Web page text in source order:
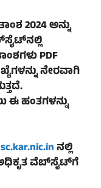
2024 ಅನ್ನು
PDF
ನೇರವಾಗಿ
ಹಂತಗಳನ್ನು
ನಲ್ಲಿ
ವೆಬ್‌ಸೈಟ್‌ಗೆ